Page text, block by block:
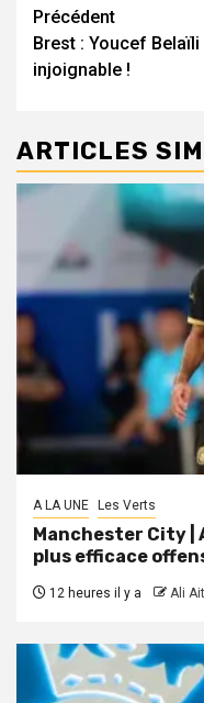
Navigation
d’article
Précédent
Brest : Youcef Belaïli
injoignable !
ARTICLES
A LA UNE Les Verts
Manchester City |
plus efficace
12 heures il y a Ali